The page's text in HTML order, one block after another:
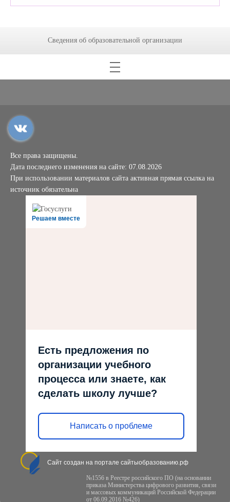
Сведения об образовательной организации
Все права защищены.
Дата последнего изменения на сайте: 07.08.2026
При использовании материалов сайта активная прямая ссылка на
источник обязательна
Решаем вместе
Есть предложения по
организации учебного
процесса или знаете, как
сделать школу лучше?
Написать о проблеме
Сайт создан на портале сайтыобразованию.рф
№1556 в Реестре российского ПО (на основании
приказа Министерства цифрового развития, связи
и массовых коммуникаций Российской Федерации
от 06.09.2016 №426)